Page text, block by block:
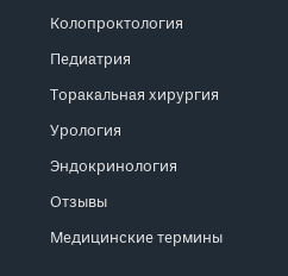
Колопроктология
Педиатрия
Торакальная хирургия
Урология
Эндокринология
Отзывы
Медицинские термины